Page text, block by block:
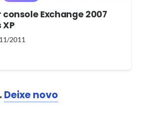
console Exchange 2007
2011
.Deixe novo